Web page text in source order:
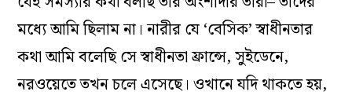
মধ্যেআমিছিলামনা। নারীরযে‘বেসিক’ স্বাধীনতার
কথাআমিবলেছিসেস্বাধীনতাফ্রান্সে, সুইডেনে,
নরওয়েতেতখনচলেএসেছে। ওখানেযদিথাকতেহয়,